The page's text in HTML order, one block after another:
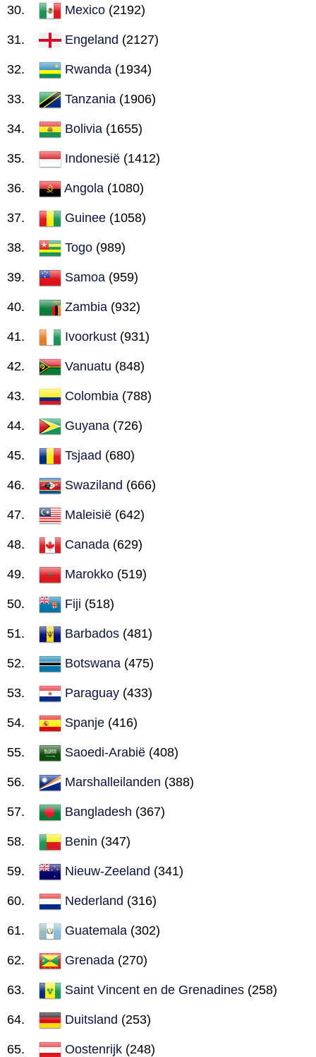
Mexico (2192)
Engeland (2127)
Rwanda (1934)
Tanzania (1906)
Bolivia (1655)
Indonesië (1412)
Angola (1080)
Guinee (1058)
Togo (989)
Samoa (959)
Zambia (932)
Ivoorkust (931)
Vanuatu (848)
Colombia (788)
Guyana (726)
Tsjaad (680)
Swaziland (666)
Maleisië (642)
Canada (629)
Marokko (519)
Fiji (518)
Barbados (481)
Botswana (475)
Paraguay (433)
Spanje (416)
Saoedi-Arabië (408)
Marshalleilanden (388)
Bangladesh (367)
Benin (347)
Nieuw-Zeeland (341)
Nederland (316)
Guatemala (302)
Grenada (270)
Saint Vincent en de Grenadines (258)
Duitsland (253)
Oostenrijk (248)